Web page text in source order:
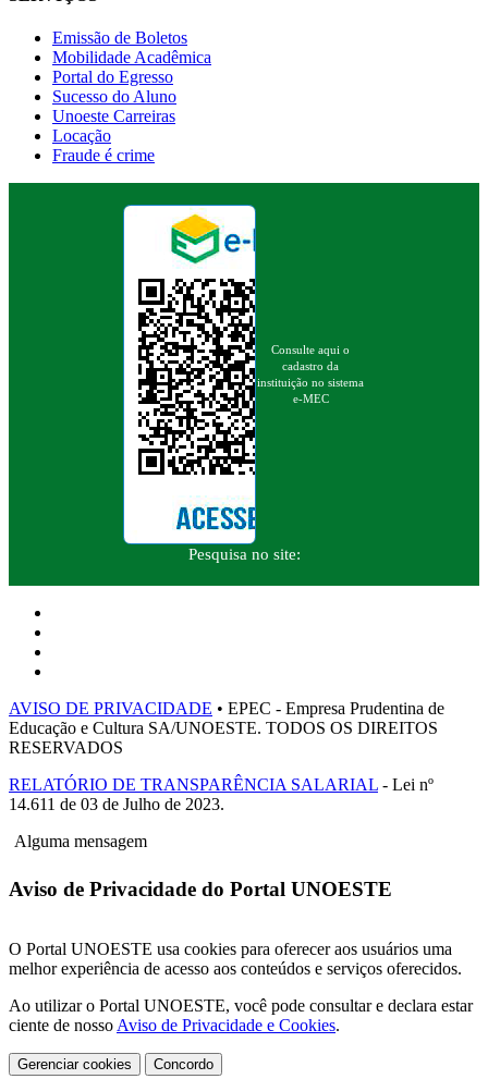
Emissão de Boletos
Mobilidade Acadêmica
Portal do Egresso
Sucesso do Aluno
Unoeste Carreiras
Locação
Fraude é crime
Consulte aqui o
cadastro da
instituição no sistema
e-MEC
Pesquisa no site:
AVISO DE PRIVACIDADE • EPEC - Empresa Prudentina de
Educação e Cultura SA/UNOESTE. TODOS OS DIREITOS
RESERVADOS
RELATÓRIO DE TRANSPARÊNCIA SALARIAL - Lei nº
14.611 de 03 de Julho de 2023.
Alguma mensagem
Aviso de Privacidade do Portal UNOESTE
O Portal UNOESTE usa cookies para oferecer aos usuários uma
melhor experiência de acesso aos conteúdos e serviços oferecidos.
Ao utilizar o Portal UNOESTE, você pode consultar e declara estar
ciente de nosso Aviso de Privacidade e Cookies.
Gerenciar cookies Concordo